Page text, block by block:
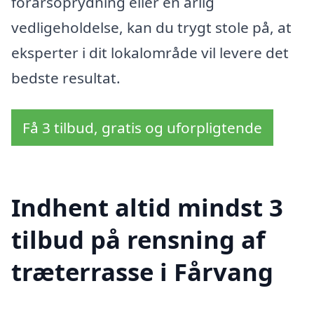
vedligeholdelse, kan du trygt stole på, at
eksperter i dit lokalområde vil levere det
bedste resultat.
Få 3 tilbud, gratis og uforpligtende
Indhent altid mindst 3
tilbud på rensning af
træterrasse i Fårvang